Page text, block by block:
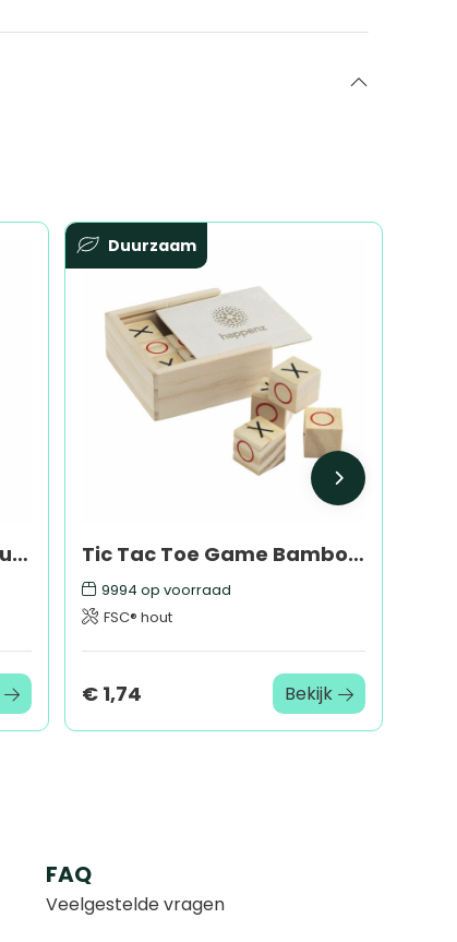
DOT - Ronde telefoonhouder
Duurzaam
Tic Tac Toe Game Bamboo spel
9994 op voorraad
FSC® hout
€ 1,74 Bekijk
FAQ
Veelgestelde vragen